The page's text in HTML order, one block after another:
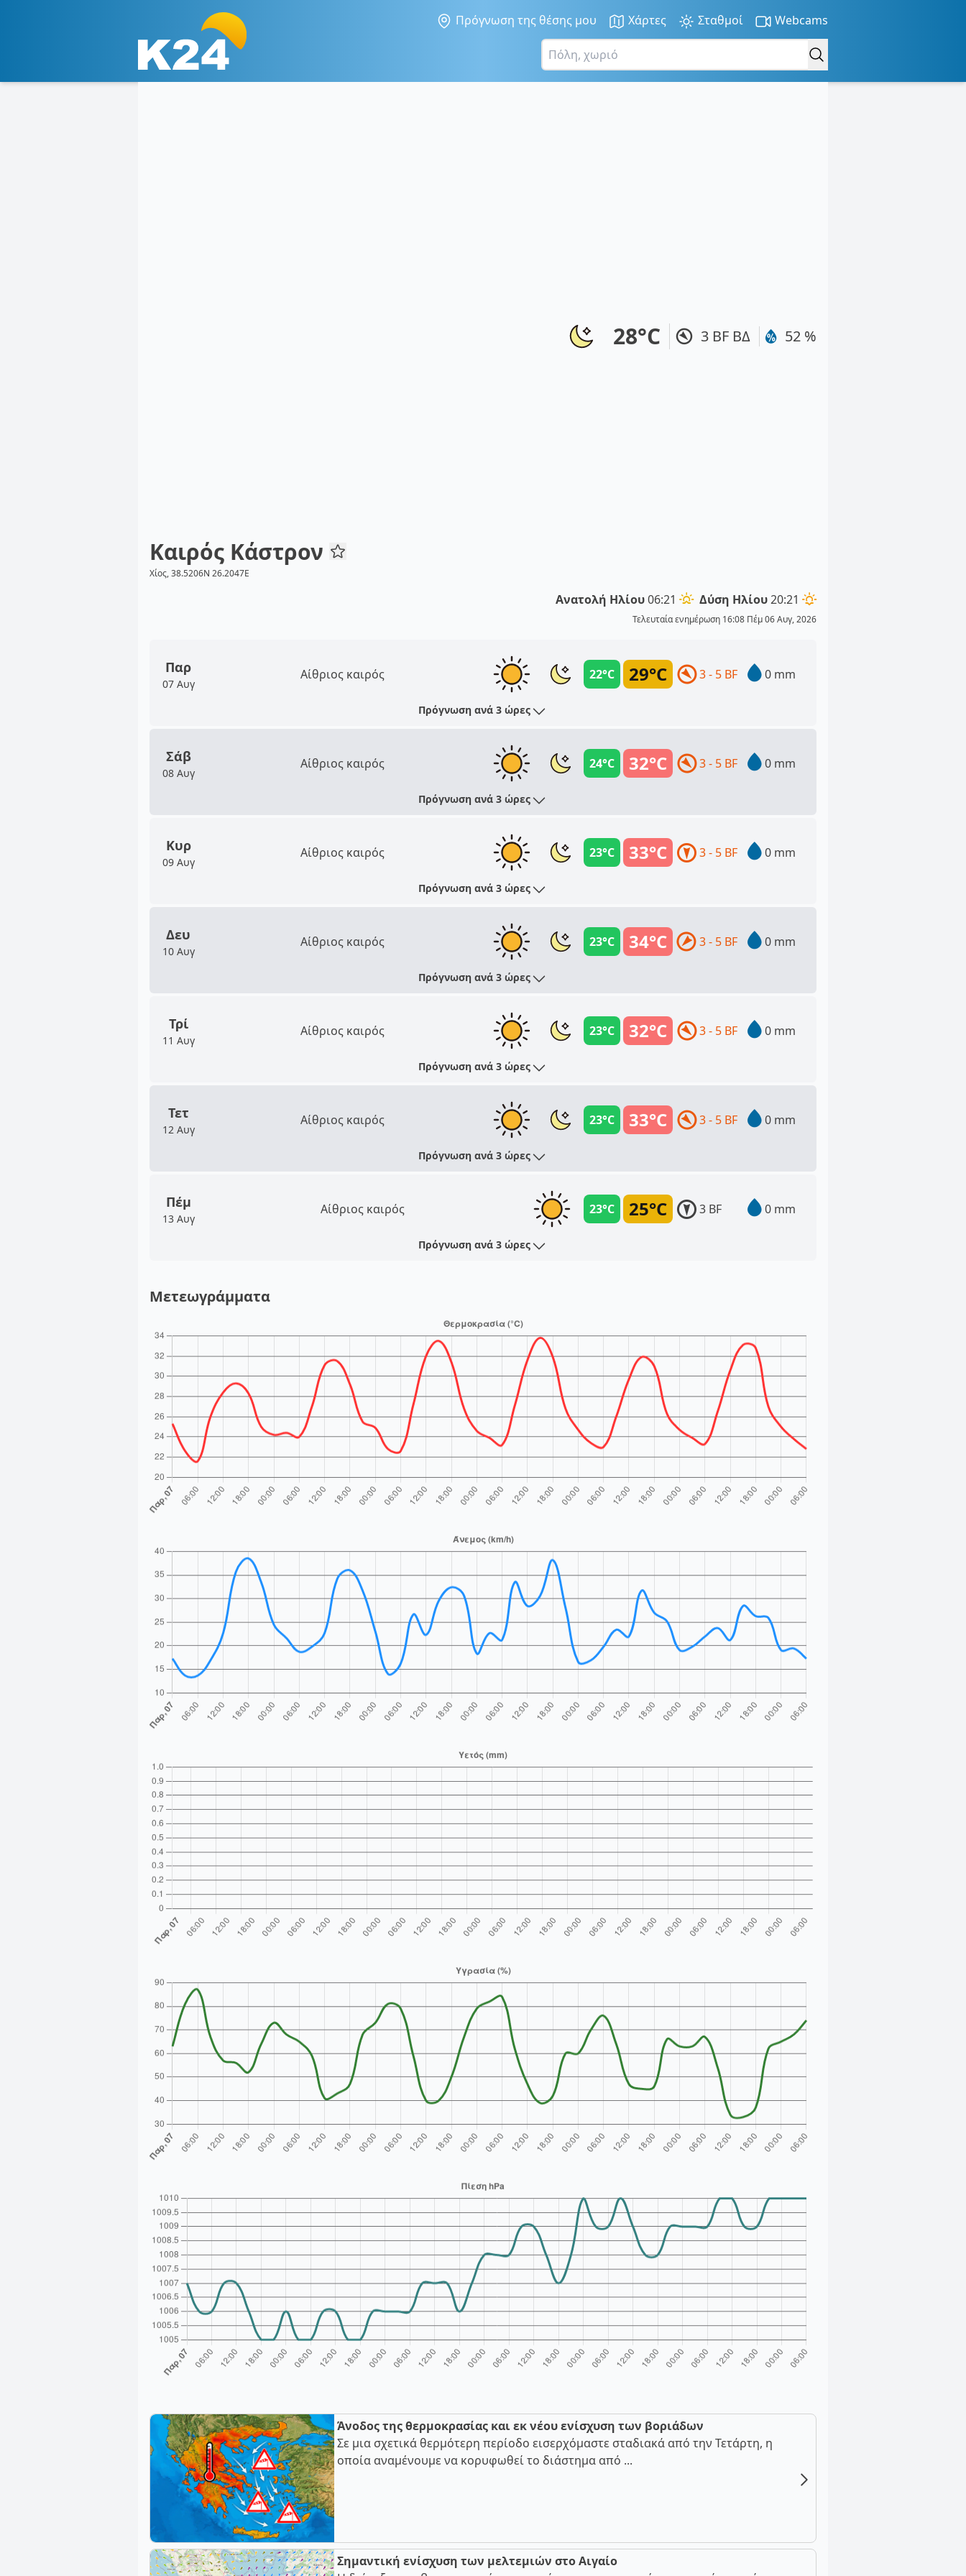
Πρόγνωση της θέσης μου Χάρτες Σταθμοί Webcams
Καιρός Κάστρον
Χίος, 38.5206N 26.2047E
28°C 3 BF ΒΔ 52 %
Ανατολή Ηλίου06:21 Δύση Ηλίου20:21
Τελευταία ενημέρωση 16:08 Πέμ 06 Αυγ, 2026
Παρ
07 Αυγ
Αίθριος καιρός 29°C
22°C 3 - 5 BF 0 mm
Πρόγνωση ανά 3 ώρες
Σάβ
08 Αυγ
Αίθριος καιρός 32°C
24°C 3 - 5 BF 0 mm
Πρόγνωση ανά 3 ώρες
Κυρ
09 Αυγ
Αίθριος καιρός 33°C
23°C 3 - 5 BF 0 mm
Πρόγνωση ανά 3 ώρες
Δευ
10 Αυγ
Αίθριος καιρός 34°C
23°C 3 - 5 BF 0 mm
Πρόγνωση ανά 3 ώρες
Τρί
11 Αυγ
Αίθριος καιρός 32°C
23°C 3 - 5 BF 0 mm
Πρόγνωση ανά 3 ώρες
Τετ
12 Αυγ
Αίθριος καιρός 33°C
23°C 3 - 5 BF 0 mm
Πρόγνωση ανά 3 ώρες
Πέμ
13 Αυγ
Αίθριος καιρός 25°C
23°C 3 BF 0 mm
Πρόγνωση ανά 3 ώρες
Μετεωγράμματα
Άνοδος της θερμοκρασίας και εκ νέου ενίσχυση των βοριάδων
Σε μια σχετικά θερμότερη περίοδο εισερχόμαστε σταδιακά από την Τετάρτη, η
οποία αναμένουμε να κορυφωθεί το διάστημα από ...
Σημαντική ενίσχυση των μελτεμιών στο Αιγαίο